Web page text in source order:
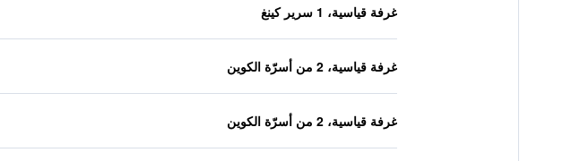
غرفة قياسية، 1 سرير كينغ
غرفة قياسية، 2 من أسرّة الكوين
غرفة قياسية، 2 من أسرّة الكوين